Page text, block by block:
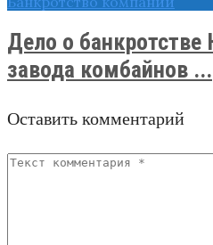
Дело о банкротстве
завода комбайнов ...
Оставить комментарий